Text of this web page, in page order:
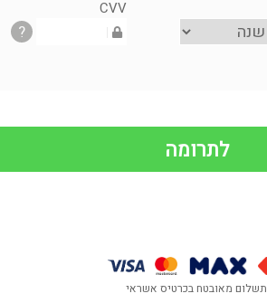
CVV
?
תשלום מאובטח בכרטיס אשראי